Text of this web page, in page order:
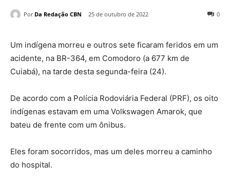
Por Da Redação CBN 25 de outubro de 2022 0
Um indígena morreu e outros sete ficaram feridos em um
acidente, na BR-364, em Comodoro (a 677 km de
Cuiabá), na tarde desta segunda-feira (24).
De acordo com a Polícia Rodoviária Federal (PRF), os oito
indígenas estavam em uma Volkswagen Amarok, que
bateu de frente com um ônibus.
Eles foram socorridos, mas um deles morreu a caminho
do hospital.